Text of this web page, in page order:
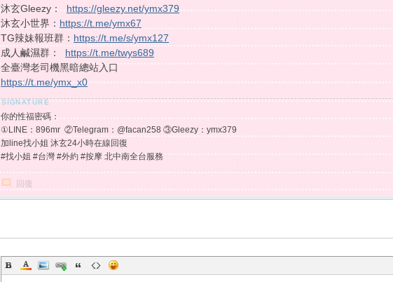
沐玄Gleezy： https://gleezy.net/ymx379
沐玄小世界： https://t.me/ymx67
TG辣妹報班群： https://t.me/s/ymx127
成人鹹濕群： https://t.me/twys689
全臺灣老司機黑暗總站入口
https://t.me/ymx_x0
你的性福密碼：
①LINE：896mr ②Telegram：@facan258 ③Gleezy：ymx379
加line找小姐 沐玄24小時在線回復
#找小姐 #台灣 #外約 #按摩 北中南全台服務
回復